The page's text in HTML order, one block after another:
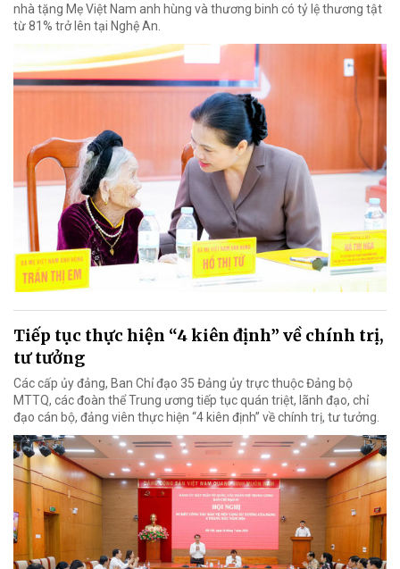
nhà tặng Mẹ Việt Nam anh hùng và thương binh có tỷ lệ thương tật
từ 81% trở lên tại Nghệ An.
Tiếp tục thực hiện “4 kiên định” về chính trị,
tư tưởng
Các cấp ủy đảng, Ban Chỉ đạo 35 Đảng ủy trực thuộc Đảng bộ
MTTQ, các đoàn thể Trung ương tiếp tục quán triệt, lãnh đạo, chỉ
đạo cán bộ, đảng viên thực hiện “4 kiên định” về chính trị, tư tưởng.